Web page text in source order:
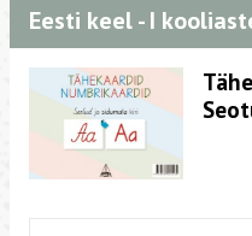
Eesti keel - I